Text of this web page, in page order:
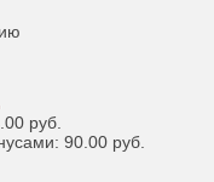
руб.
90.00 руб.